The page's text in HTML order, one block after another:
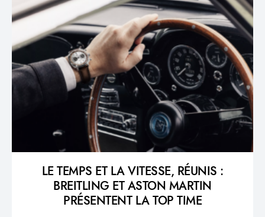
LE TEMPS ET LA VITESSE, RÉUNIS :
BREITLING ET ASTON MARTIN
PRÉSENTENT LA TOP TIME